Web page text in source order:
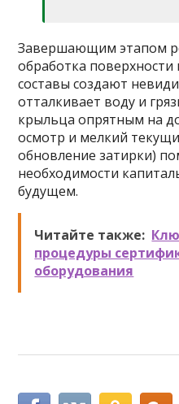
Завершающим этапом
обработка
составы создают
отталкивает воду и
крыльца опрятным на
осмотр и мелкий
обновление затирки)
необходимости
будущем.
Читайте также:
процедуры
оборудования